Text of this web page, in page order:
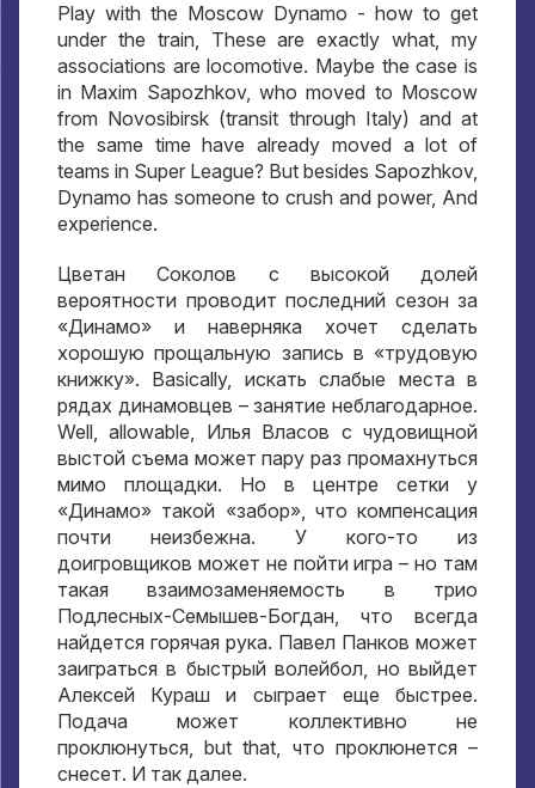
Play with the Moscow Dynamo - how to get
under the train, These are exactly what, my
associations are locomotive. Maybe the case is
in Maxim Sapozhkov, who moved to Moscow
from Novosibirsk (transit through Italy) and at
the same time have already moved a lot of
teams in Super League? But besides Sapozhkov,
Dynamo has someone to crush and power, And
experience.
Цветан Соколов с высокой долей
вероятности проводит последний сезон за
«Динамо» и наверняка хочет сделать
хорошую прощальную запись в «трудовую
книжку». Basically, искать слабые места в
рядах динамовцев – занятие неблагодарное.
Well, allowable, Илья Власов с чудовищной
выстой съема может пару раз промахнуться
мимо площадки. Но в центре сетки у
«Динамо» такой «забор», что компенсация
почти неизбежна. У кого-то из
доигровщиков может не пойти игра – но там
такая взаимозаменяемость в трио
Подлесных-Семышев-Богдан, что всегда
найдется горячая рука. Павел Панков может
заиграться в быстрый волейбол, но выйдет
Алексей Кураш и сыграет еще быстрее.
Подача может коллективно не
проклюнуться, but that, что проклюнется –
снесет. И так далее.